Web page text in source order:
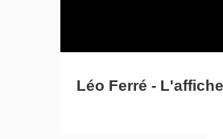
Léo Ferré -